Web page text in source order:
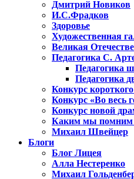
Дмитрий Новиков
И.С.Фрадков
Здоровье
Художественная
Великая
Педагогика С.
Педагогика
Педагогика
Конкурс
Конкурс «Во весь
Конкурс новой
Каким мы помним
Михаил Швейцер
Блоги
Блог Лицея
Алла Нестеренко
Михаил